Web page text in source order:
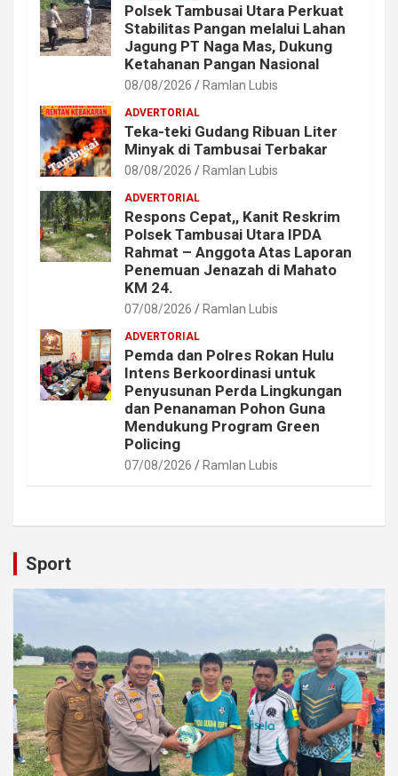
Polsek Tambusai Utara Perkuat
Stabilitas Pangan melalui Lahan
Jagung PT Naga Mas, Dukung
Ketahanan Pangan Nasional
08/08/2026 Ramlan Lubis
ADVERTORIAL
Teka-teki Gudang Ribuan Liter
Minyak di Tambusai Terbakar
08/08/2026 Ramlan Lubis
ADVERTORIAL
Respons Cepat,, Kanit Reskrim
Polsek Tambusai Utara IPDA
Rahmat – Anggota Atas Laporan
Penemuan Jenazah di Mahato
KM 24.
07/08/2026 Ramlan Lubis
ADVERTORIAL
Pemda dan Polres Rokan Hulu
Intens Berkoordinasi untuk
Penyusunan Perda Lingkungan
dan Penanaman Pohon Guna
Mendukung Program Green
Policing
07/08/2026 Ramlan Lubis
Sport